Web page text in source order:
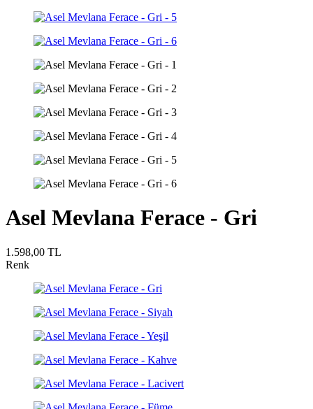
Asel Mevlana Ferace - Gri
1.598,00 TL
Renk